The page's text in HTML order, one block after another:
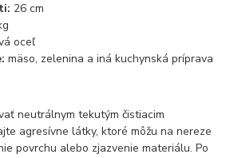
26 cm
oceľ
mäso, zelenina a iná kuchynská príprava
neutrálnym tekutým čistiacim
agresívne látky, ktoré môžu na nereze
povrchu alebo zjazvenie materiálu. Po